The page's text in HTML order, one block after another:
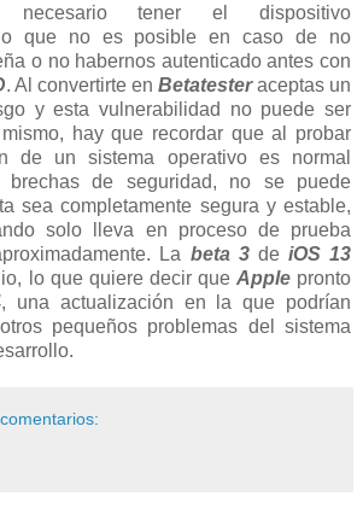
necesario tener el dispositivo
que no es posible en caso de no
o no habernos autenticado antes con
. Al convertirte en Betatesteraceptas un
y esta vulnerabilidad no puede ser
hay que recordar que al probar
de un sistema operativo es normal
brechas de seguridad, no se puede
sea completamente segura y estable,
solo lleva en proceso de prueba
La beta 3deiOS 13
lo que quiere decir que Apple pronto
, una actualización en la que podrían
pequeños problemas del sistema